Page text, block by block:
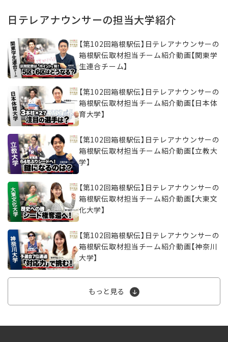
日テレアナウンサーの担当大学紹介
【第102回箱根駅伝】日テレアナウンサーの
箱根駅伝取材担当チーム紹介動画【関東学
生連合チーム】
【第102回箱根駅伝】日テレアナウンサーの
箱根駅伝取材担当チーム紹介動画【日本体
育大学】
【第102回箱根駅伝】日テレアナウンサーの
箱根駅伝取材担当チーム紹介動画【立教大
学】
【第102回箱根駅伝】日テレアナウンサーの
箱根駅伝取材担当チーム紹介動画【大東文
化大学】
【第102回箱根駅伝】日テレアナウンサーの
箱根駅伝取材担当チーム紹介動画【神奈川
大学】
もっと見る